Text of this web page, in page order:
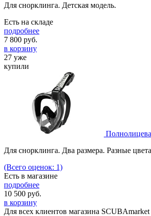
Для снорклинга. Детская модель.
Есть на складе
подробнее
7 800 руб.
в корзину
27 уже
купили
Для снорклинга. Два размера. Разные
(Всего оценок: 1)
Есть в магазине
подробнее
10 500 руб.
в корзину
Для всех клиентов магазина SCUBAmarket